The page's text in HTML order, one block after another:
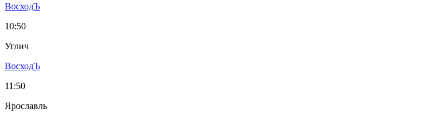
ВосходЪ
10:50
Углич
ВосходЪ
11:50
Ярославль